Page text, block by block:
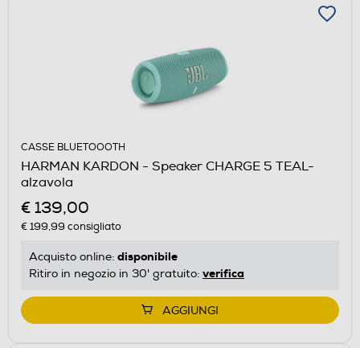
CASSE BLUETOOOTH
HARMAN KARDON - Speaker CHARGE 5 TEAL-
alzavola
€ 139,00
€ 199,99 consigliato
Acquisto online: disponibile
Ritiro in negozio in 30' gratuito: verifica
AGGIUNGI